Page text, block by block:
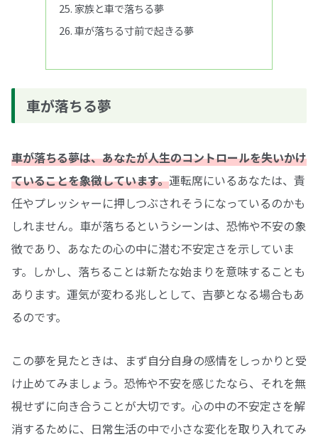
家族と車で落ちる夢
車が落ちる寸前で起きる夢
車が落ちる夢
車が落ちる夢は、あなたが人生のコントロールを失いかけ
ていることを象徴しています。運転席にいるあなたは、責
任やプレッシャーに押しつぶされそうになっているのかも
しれません。車が落ちるというシーンは、恐怖や不安の象
徴であり、あなたの心の中に潜む不安定さを示していま
す。しかし、落ちることは新たな始まりを意味することも
あります。運気が変わる兆しとして、吉夢となる場合もあ
るのです。
この夢を見たときは、まず自分自身の感情をしっかりと受
け止めてみましょう。恐怖や不安を感じたなら、それを無
視せずに向き合うことが大切です。心の中の不安定さを解
消するために、日常生活の中で小さな変化を取り入れてみ